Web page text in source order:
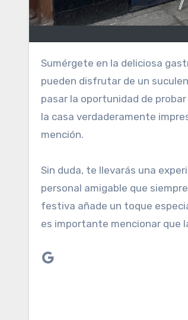
Sumérgete en la deliciosa gastronomía española que ofrece este establecimiento. Aquí, los comensales
pueden disfrutar de un
pasar la oportunidad de
la casa verdaderamente
mención.
Sin duda, te llevarás una
personal amigable que
festiva añade un toque
es importante mencionar que
Google